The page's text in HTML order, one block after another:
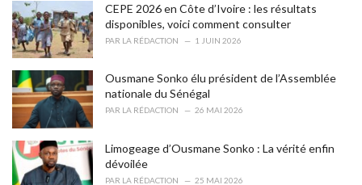
:
CEPE 2026 en Côte d’Ivoire : les résultats
disponibles, voici comment consulter
PAR LA RÉDACTION 1 JUIN 2026
Ousmane Sonko élu président de l’Assemblée
nationale du Sénégal
PAR LA RÉDACTION 26 MAI 2026
Limogeage d’Ousmane Sonko : La vérité enfin
dévoilée
PAR LA RÉDACTION 25 MAI 2026